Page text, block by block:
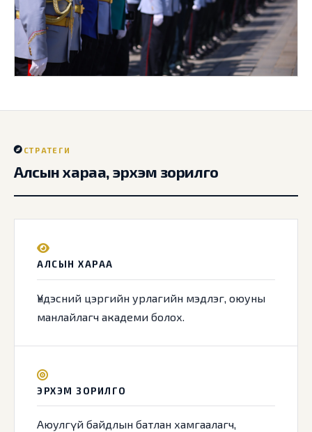
СТРАТЕГИ
Алсын хараа, эрхэм зорилго
АЛСЫН ХАРАА
Үндэсний цэргийн урлагийн мэдлэг, оюуны
манлайлагч академи болох.
ЭРХЭМ ЗОРИЛГО
Аюулгүй байдлын батлан хамгаалагч,